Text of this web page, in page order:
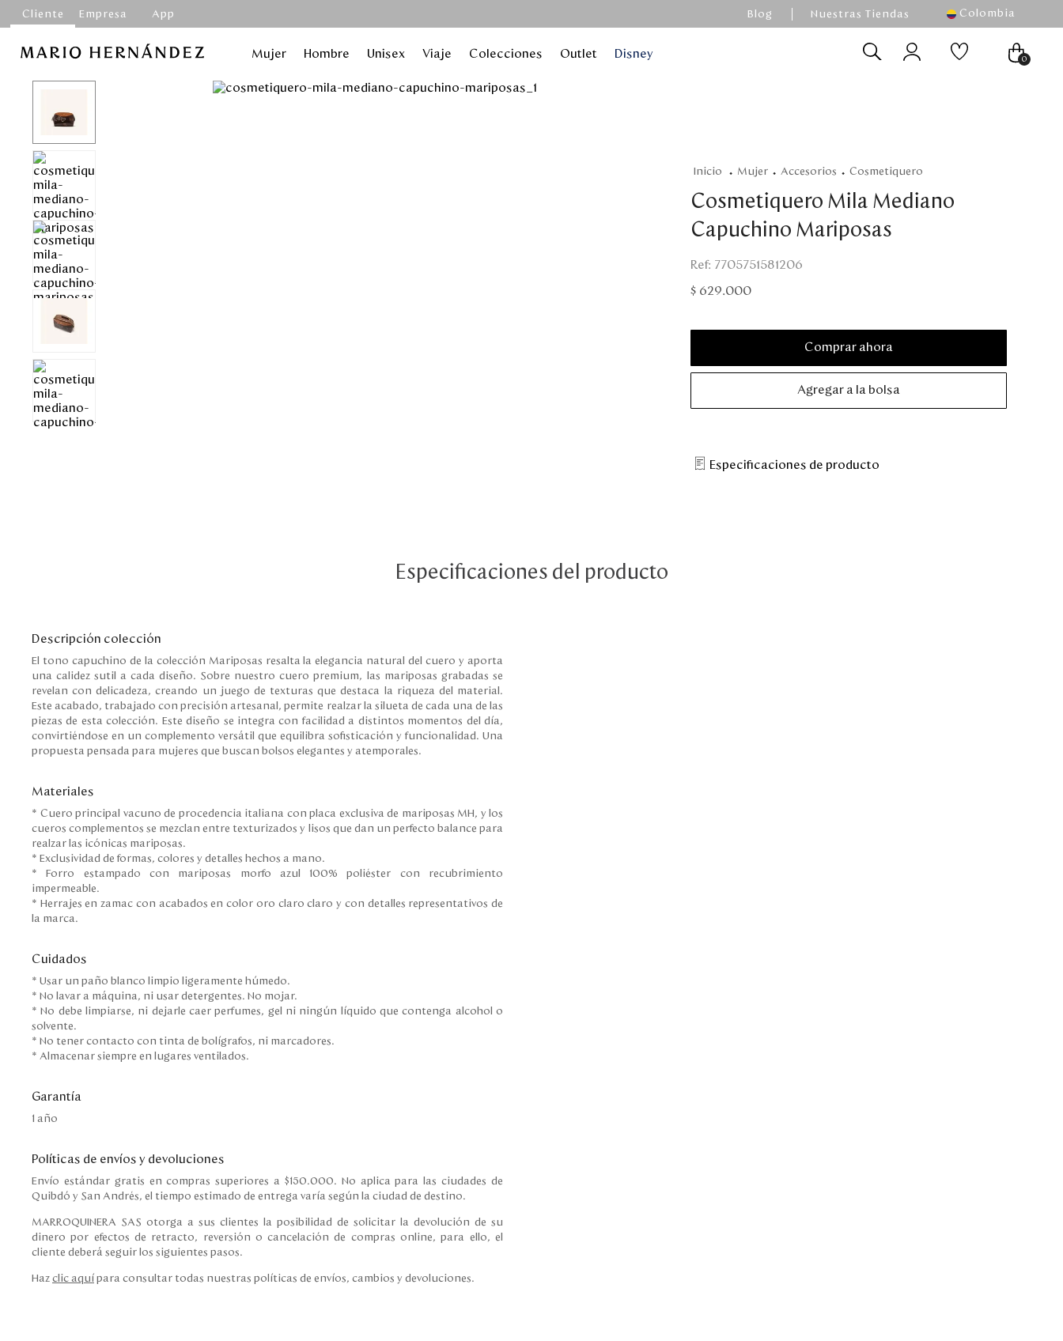
Cliente Empresa App Blog Nuestras Tiendas Colombia
Mujer Hombre Unisex Viaje Colecciones Outlet Disney 0
mujer accesorios cosmetiquero
Cosmetiquero Mila Mediano
Capuchino Mariposas
: 7705751581206
$ 629.000
Comprar ahora
Agregar a la bolsa
Especificaciones de producto
Especificaciones del producto
Descripción colección
El tono capuchino de la colección Mariposas resalta la elegancia natural del cuero y aporta
una calidez sutil a cada diseño. Sobre nuestro cuero premium, las mariposas grabadas se
revelan con delicadeza, creando un juego de texturas que destaca la riqueza del material.
Este acabado, trabajado con precisión artesanal, permite realzar la silueta de cada una de las
piezas de esta colección. Este diseño se integra con facilidad a distintos momentos del día,
convirtiéndose en un complemento versátil que equilibra sofisticación y funcionalidad. Una
propuesta pensada para mujeres que buscan bolsos elegantes y atemporales.
Materiales
* Cuero principal vacuno de procedencia italiana con placa exclusiva de mariposas MH, y los
cueros complementos se mezclan entre texturizados y lisos que dan un perfecto balance para
realzar las icónicas mariposas.
* Exclusividad de formas, colores y detalles hechos a mano.
* Forro estampado con mariposas morfo azul 100% poliéster con recubrimiento
impermeable.
* Herrajes en zamac con acabados en color oro claro claro y con detalles representativos de
la marca.
Cuidados
* Usar un paño blanco limpio ligeramente húmedo.
* No lavar a máquina, ni usar detergentes. No mojar.
* No debe limpiarse, ni dejarle caer perfumes, gel ni ningún líquido que contenga alcohol o
solvente.
* No tener contacto con tinta de bolígrafos, ni marcadores.
* Almacenar siempre en lugares ventilados.
Garantía
1 año
Políticas de envíos y devoluciones
Envío estándar gratis en compras superiores a $150.000. No aplica para las ciudades de
Quibdó y San Andrés, el tiempo estimado de entrega varía según la ciudad de destino.
MARROQUINERA SAS otorga a sus clientes la posibilidad de solicitar la devolución de su
dinero por efectos de retracto, reversión o cancelación de compras online, para ello, el
cliente deberá seguir los siguientes pasos.
Haz clic aquí para consultar todas nuestras políticas de envíos, cambios y devoluciones.